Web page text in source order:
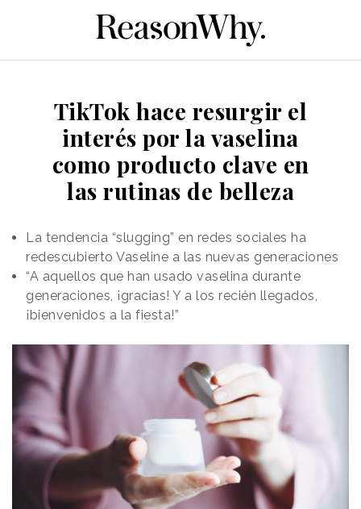
TikTok hace resurgir el
interés por la vaselina
como producto clave en
las rutinas de belleza
La tendencia “slugging” en redes sociales ha
redescubierto Vaseline a las nuevas generaciones
“A aquellos que han usado vaselina durante
generaciones, ¡gracias! Y a los recién llegados,
¡bienvenidos a la fiesta!”